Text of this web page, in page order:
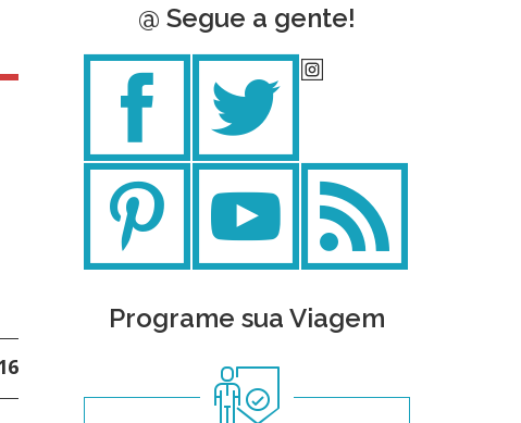
@ Segue a gente!
Programe sua Viagem